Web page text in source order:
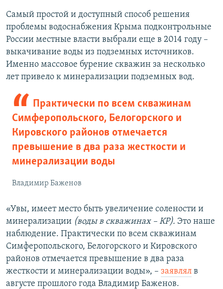
Самый простой и доступный способ решения
проблемы водоснабжения Крыма подконтрольные
России местные власти выбрали еще в 2014 году –
выкачивание воды из подземных источников.
Именно массовое бурение скважин за несколько
лет привело к минерализации подземных вод.
Практически по всем скважинам
Симферопольского, Белогорского и
Кировского районов отмечается
превышение в два раза жесткости и
минерализации воды
Владимир Баженов
«Увы, имеет место быть увеличение солености и
минерализации (воды в скважинах – КР). Это наше
наблюдение. Практически по всем скважинам
Симферопольского, Белогорского и Кировского
районов отмечается превышение в два раза
жесткости и минерализации воды», – заявлял в
августе прошлого года Владимир Баженов.